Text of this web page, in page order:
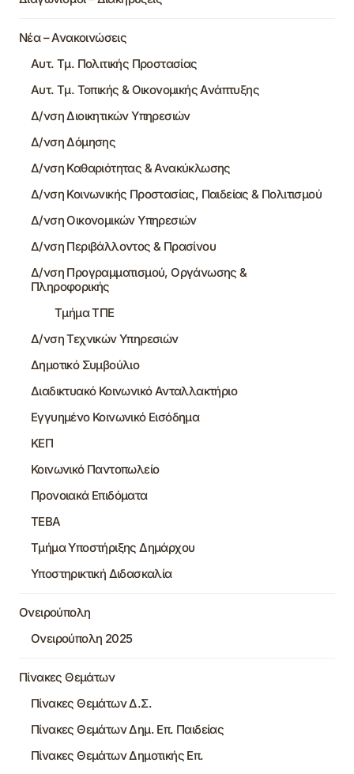
Νέα – Ανακοινώσεις
Αυτ. Τμ. Πολιτικής Προστασίας
Αυτ. Τμ. Τοπικής & Οικονομικής Ανάπτυξης
Δ/νση Διοικητικών Υπηρεσιών
Δ/νση Δόμησης
Δ/νση Καθαριότητας & Ανακύκλωσης
Δ/νση Κοινωνικής Προστασίας, Παιδείας & Πολιτισμού
Δ/νση Οικονομικών Υπηρεσιών
Δ/νση Περιβάλλοντος & Πρασίνου
Δ/νση Προγραμματισμού, Οργάνωσης &
Πληροφορικής
Τμήμα ΤΠΕ
Δ/νση Τεχνικών Υπηρεσιών
Δημοτικό Συμβούλιο
Διαδικτυακό Κοινωνικό Ανταλλακτήριο
Εγγυημένο Κοινωνικό Εισόδημα
ΚΕΠ
Κοινωνικό Παντοπωλείο
Προνοιακά Επιδόματα
ΤΕΒΑ
Τμήμα Υποστήριξης Δημάρχου
Υποστηρικτική Διδασκαλία
Ονειρούπολη
Ονειρούπολη 2025
Πίνακες Θεμάτων
Πίνακες Θεμάτων Δ.Σ.
Πίνακες Θεμάτων Δημ. Επ. Παιδείας
Πίνακες Θεμάτων Δημοτικής Επ.